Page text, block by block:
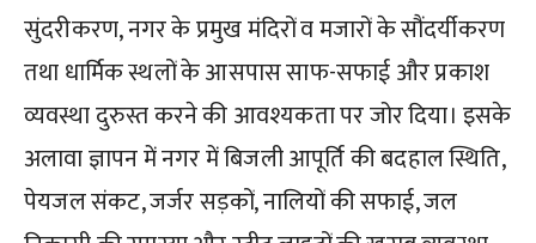
सुंदरीकरण, नगर के प्रमुख मंदिरों व मजारों के सौंदर्यीकरण
तथा धार्मिक स्थलों के आसपास साफ-सफाई और प्रकाश
व्यवस्था दुरुस्त करने की आवश्यकता पर जोर दिया। इसके
अलावा ज्ञापन में नगर में बिजली आपूर्ति की बदहाल स्थिति,
पेयजल संकट, जर्जर सड़कों, नालियों की सफाई, जल